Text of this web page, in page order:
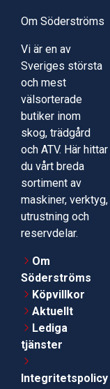
Om Söderströms
Vi är en av
Sveriges största
och mest
välsorterade
butiker inom
skog, trädgård
och ATV. Här hittar
du vårt breda
sortiment av
maskiner, verktyg,
utrustning och
reservdelar.
Om
Söderströms
Köpvillkor
Aktuellt
Lediga
tjänster
Integritetspolicy